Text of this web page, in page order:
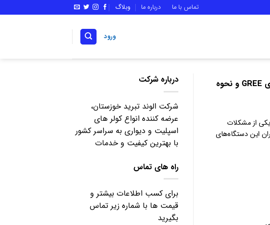
تماس با ما درباره ما وبلاگ
ورود
ارور کولر گازی گری GREE و نحوه
از مشکلات
این دستگاه‌های
درباره شرکت
شرکت الوند تبرید خوزستان،
عرضه کننده انواع کولر های
اسپلیت و دیواری به سراسر کشور
با بهترین کیفیت و خدمات
راه های تماس
برای کسب اطلاعات بیشتر و
قیمت ها با شماره زیر تماس
بگیرید